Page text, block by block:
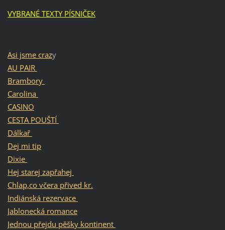
VYBRANÉ TEXTY PÍSNIČEK
Asi jsme crazy
AU PAIR
Brambory
Carolina
CASINO
CESTA POUŠTÍ
Dálkař
Dej mi tip
Dixie
Hej starej zapřahej
Chlap,co včera přived kr.
Indiánská rezervace
Jablonecká romance
Jednou přejdu pěšky kontinent